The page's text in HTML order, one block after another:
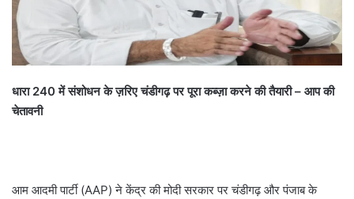
धारा 240में संशोधन के ज़रिए चंडीगढ़ पर पूरा कब्ज़ा करने की तैयारी – आप की
चेतावनी
आम आदमी पार्टी (AAP) ने केंद्र की मोदी सरकार पर चंडीगढ़ और पंजाब के